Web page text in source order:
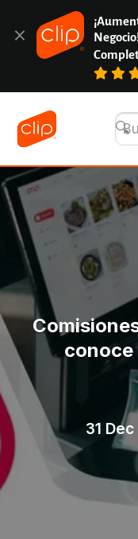
conoce
31